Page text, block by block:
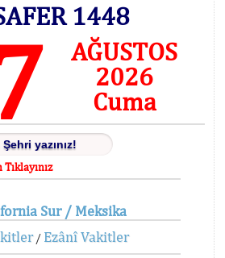
1448
AĞUSTOS
2026
Cuma
Sur / Meksika
/ Ezânî Vakitler